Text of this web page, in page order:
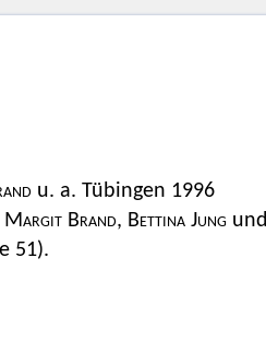
u. a. Tübingen 1996
Margit Brand, Bettina Jungund
51).